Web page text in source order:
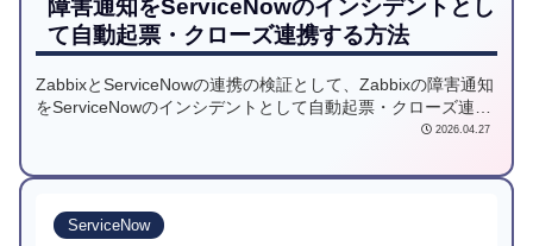
障害通知をServiceNowのインシデントとし
て自動起票・クローズ連携する方法
ZabbixとServiceNowの連携の検証として、Zabbixの障害通知
をServiceNowのインシデントとして自動起票・クローズ連携
2026.04.27
ServiceNow